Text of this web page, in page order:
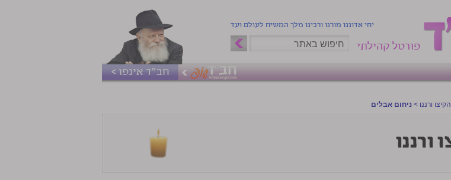
יחי אדוננו מורנו ורבינו מלך המשיח לעולם ועד
פורטל קהילתי
חב"ד אינפו >
הקיצו ורננו > ניחום אבלים